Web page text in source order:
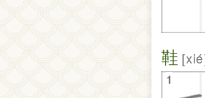
鞋 xié